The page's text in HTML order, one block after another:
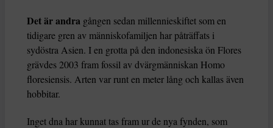
Det är andra gången sedan millennieskiftet som en
tidigare gren av människofamiljen har påträffats i
sydöstra Asien. I en grotta på den indonesiska ön Flores
grävdes 2003 fram fossil av dvärgmänniskan Homo
floresiensis. Arten var runt en meter lång och kallas även
hobbitar.
Inget dna har kunnat tas fram ur de nya fynden, som